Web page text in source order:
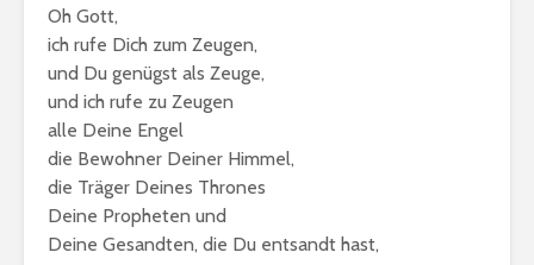
Oh Gott,
ich rufe Dich zum Zeugen,
und Du genügst als Zeuge,
und ich rufe zu Zeugen
alle Deine Engel
die Bewohner Deiner Himmel,
die Träger Deines Thrones
Deine Propheten und
Deine Gesandten, die Du entsandt hast,